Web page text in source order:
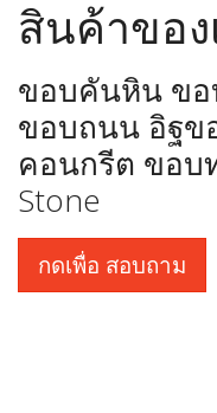
สินค้าของ
ขอบคันหิน ขอ
ขอบถนน อิฐ
คอนกรีต ขอบ
Stone
กดเพื่อ สอบถาม